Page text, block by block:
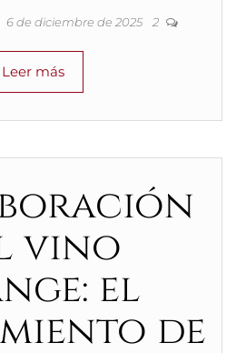
6 de diciembre de 2025 2
Leer más
vino
el
de